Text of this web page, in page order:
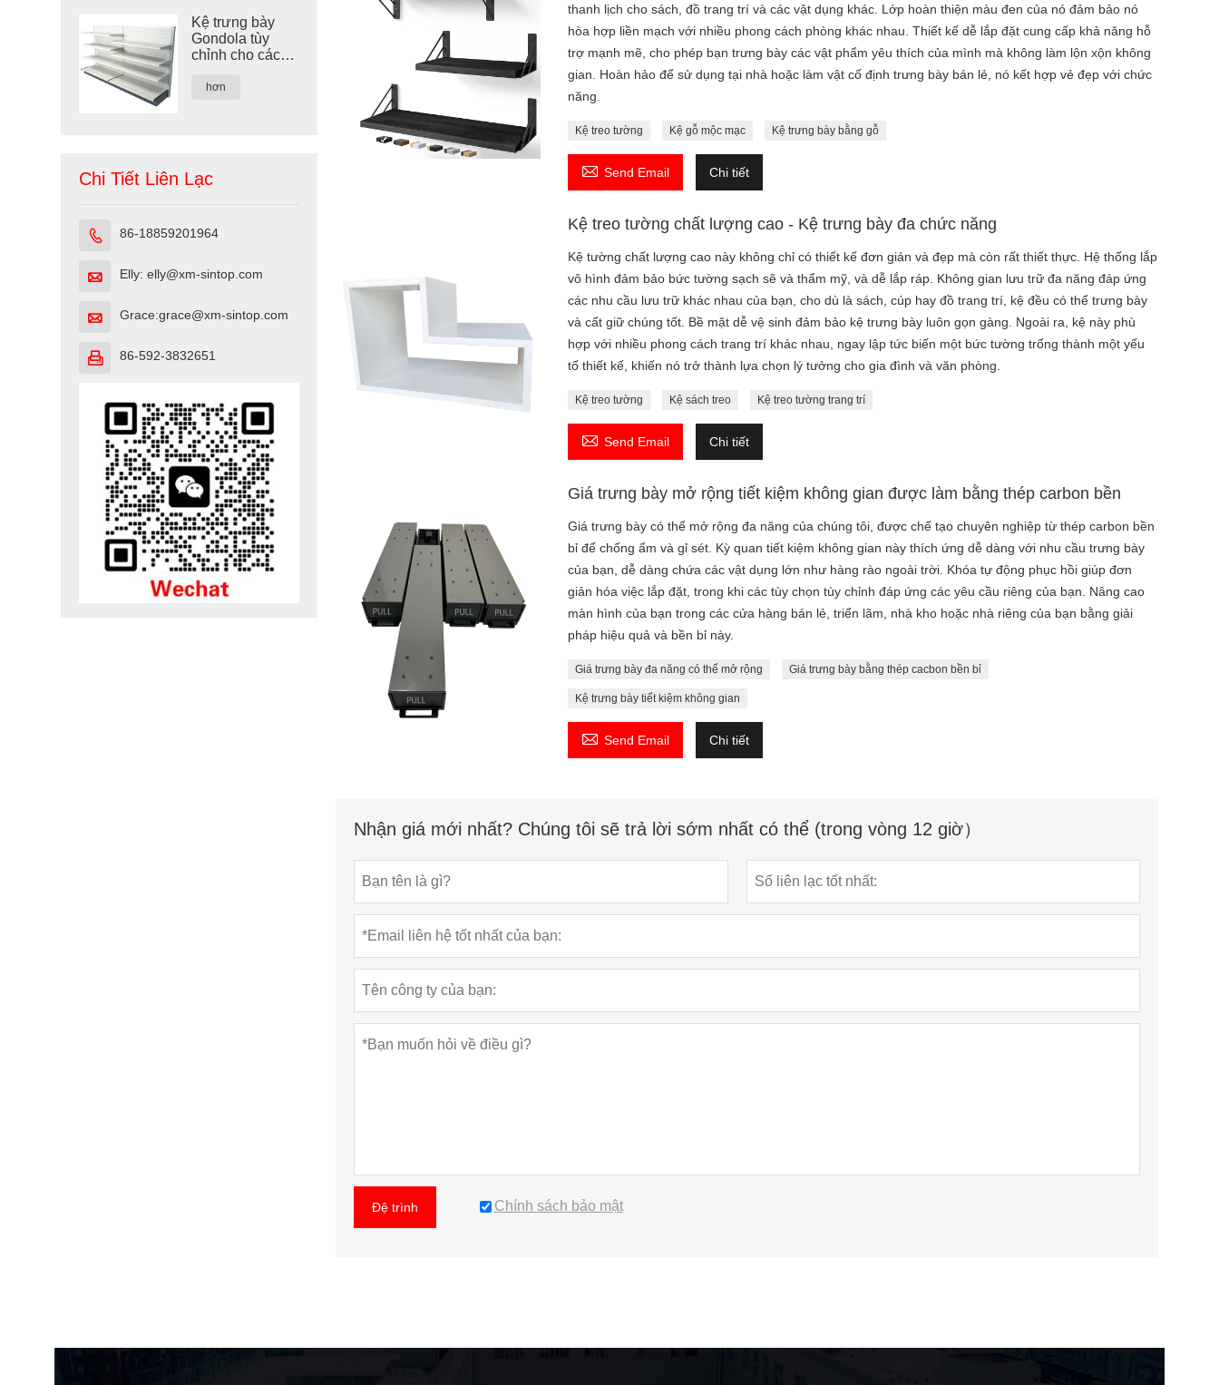
Kệ trưng bày
Gondola tùy
chỉnh cho các
hơn
Chi Tiết Liên Lạc
 86-18859201964
 Elly: elly@xm-sintop.com
 Grace:grace@xm-sintop.com
 86-592-3832651
thanh lịch cho sách, đồ trang trí và các vật dụng khác. Lớp hoàn thiện màu đen của nó đảm bảo nó
hòa hợp liền mạch với nhiều phong cách phòng khác nhau. Thiết kế dễ lắp đặt cung cấp khả năng hỗ
trợ mạnh mẽ, cho phép bạn trưng bày các vật phẩm yêu thích của mình mà không làm lộn xộn không
gian. Hoàn hảo để sử dụng tại nhà hoặc làm vật cố định trưng bày bán lẻ, nó kết hợp vẻ đẹp với chức
năng.
Kệ treo tường Kệ gỗ mộc mạc Kệ trưng bày bằng gỗ
 Send Email Chi tiết
Kệ treo tường chất lượng cao - Kệ trưng bày đa chức năng
Kệ tường chất lượng cao này không chỉ có thiết kế đơn giản và đẹp mà còn rất thiết thực. Hệ thống lắp
vô hình đảm bảo bức tường sạch sẽ và thẩm mỹ, và dễ lắp ráp. Không gian lưu trữ đa năng đáp ứng
các nhu cầu lưu trữ khác nhau của bạn, cho dù là sách, cúp hay đồ trang trí, kệ đều có thể trưng bày
và cất giữ chúng tốt. Bề mặt dễ vệ sinh đảm bảo kệ trưng bày luôn gọn gàng. Ngoài ra, kệ này phù
hợp với nhiều phong cách trang trí khác nhau, ngay lập tức biến một bức tường trống thành một yếu
tố thiết kế, khiến nó trở thành lựa chọn lý tưởng cho gia đình và văn phòng.
Kệ treo tường Kệ sách treo Kệ treo tường trang trí
 Send Email Chi tiết
Giá trưng bày mở rộng tiết kiệm không gian được làm bằng thép carbon bền
Giá trưng bày có thể mở rộng đa năng của chúng tôi, được chế tạo chuyên nghiệp từ thép carbon bền
bỉ để chống ẩm và gỉ sét. Kỳ quan tiết kiệm không gian này thích ứng dễ dàng với nhu cầu trưng bày
của bạn, dễ dàng chứa các vật dụng lớn như hàng rào ngoài trời. Khóa tự động phục hồi giúp đơn
giản hóa việc lắp đặt, trong khi các tùy chọn tùy chỉnh đáp ứng các yêu cầu riêng của bạn. Nâng cao
màn hình của bạn trong các cửa hàng bán lẻ, triển lãm, nhà kho hoặc nhà riêng của bạn bằng giải
pháp hiệu quả và bền bỉ này.
Giá trưng bày đa năng có thể mở rộng Giá trưng bày bằng thép cacbon bền bỉ
Kệ trưng bày tiết kiệm không gian
 Send Email Chi tiết
Nhận giá mới nhất? Chúng tôi sẽ trả lời sớm nhất có thể (trong vòng 12 giờ）
Đệ trình Chính sách bảo mật